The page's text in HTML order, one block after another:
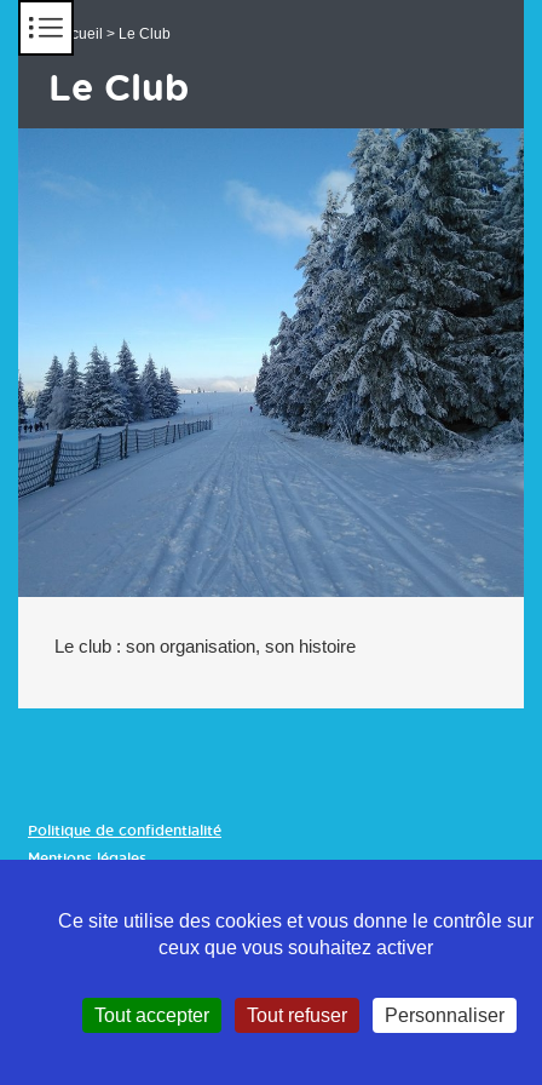
Accueil > Le Club
Le Club
Le club : son organisation, son histoire
Politique de confidentialité
Mentions légales
Ce site utilise des cookies et vous donne le contrôle sur
ceux que vous souhaitez activer
Tout accepter Tout refuser Personnaliser